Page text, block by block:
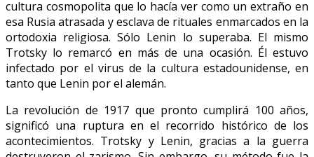
cultura cosmopolita que lo hacía ver como un extraño en
esa Rusia atrasada y esclava de rituales enmarcados en la
ortodoxia religiosa. Sólo Lenin lo superaba. El mismo
Trotsky lo remarcó en más de una ocasión. Él estuvo
infectado por el virus de la cultura estadounidense, en
tanto que Lenin por el alemán.
La revolución de 1917 que pronto cumplirá 100 años,
significó una ruptura en el recorrido histórico de los
acontecimientos. Trotsky y Lenin, gracias a la guerra